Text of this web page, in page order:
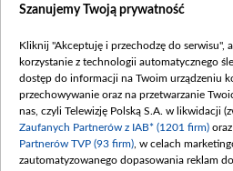
Dostępność
Procedura zgłoszeń
Szanujemy Twoją prywatność
Kliknij "Akceptuję i przechodzę do serwisu",
korzystanie z technologii automatycznego
dostęp do informacji na Twoim urządzeniu
przechowywanie oraz na przetwarzanie
nas, czyli Telewizję Polską S.A. w likwidacji
Zaufanych Partnerów z IAB* (1201 firm)
Partnerów TVP (93 firm) , w celach
zautomatyzowanego dopasowania reklam